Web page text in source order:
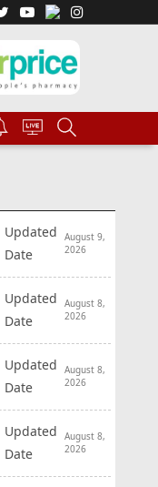
Updated
Date
August 9,
2026
Updated
Date
August 8,
2026
Updated
Date
August 8,
2026
Updated
Date
August 8,
2026